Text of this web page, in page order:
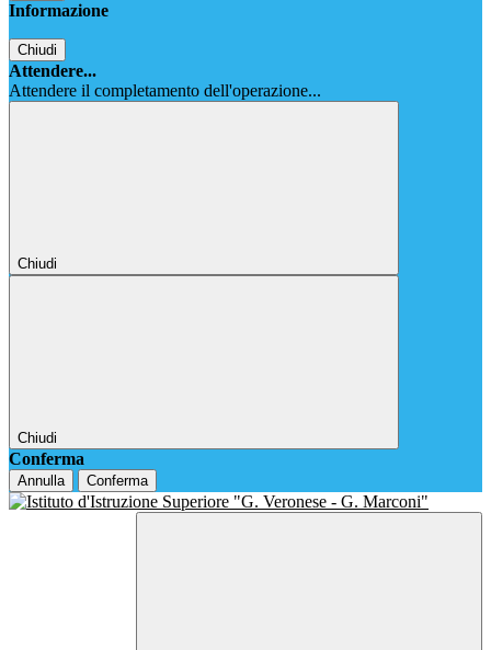
Informazione
Chiudi
Attendere...
Attendere il completamento dell'operazione...
Chiudi
Chiudi
Conferma
Annulla Conferma